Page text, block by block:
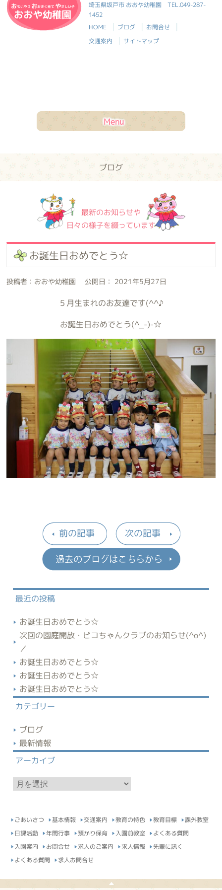
おおや幼稚園
埼玉県坂戸市 おおや幼稚園TEL.049-287-
1452
HOME | ブログ | お問合せ |
交通案内 | サイトマップ
Menu
ブログ
最新のお知らせや
日々の様子を綴っています
お誕生日おめでとう☆
投稿者：おおや幼稚園 公開日： 2021年5月27日
５月生まれのお友達です(^^♪
お誕生日おめでとう(^_-)-☆
前の記事 次の記事
最近の投稿
お誕生日おめでとう☆
次回の園庭開放・ピコちゃんクラブのお知らせ(^o^)
／
お誕生日おめでとう☆
お誕生日おめでとう☆
お誕生日おめでとう☆
カテゴリー
ブログ
最新情報
アーカイブ
ア
ー
ブ
ごあいさつ 基本情報 交通案内 教育の特色 教育目標
課外教室
日課活動
年間行事 預かり保育 入園前教室 よくある質問
入園案内 お問合せ 求人のご案内 求人情報 先輩に訊く
よくある質問 求人お問合せ